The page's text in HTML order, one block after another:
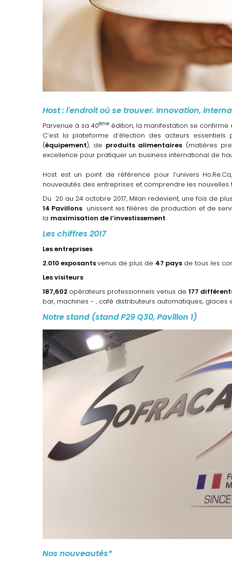
Host : l'endroit où se trouver. Innovation,
Parvenue à sa 40ème édition, la manifestation se
C’est la plateforme d’élection des acteurs
(équipement), de produits alimentaires (matières
excellence pour pratiquer un business international de
Host est un point de référence pour l’univers
nouveautés des entreprises et comprendre les
Du 20 au 24 octobre 2017, Milan redevient, une fois de
14 Pavillons unissent les filières de production et de
la maximisation de l’investissement.
Les chiffres 2017
Les entreprises
2.010 exposantsvenus de plus de 47 pays de tous les
Les visiteurs
187,602 opérateurs professionnels venus de 177
bar, machines - , café distributeurs automatiques; glaces
Notre stand (stand P29 Q30, Pavillon 1)
Nos nouveautés*